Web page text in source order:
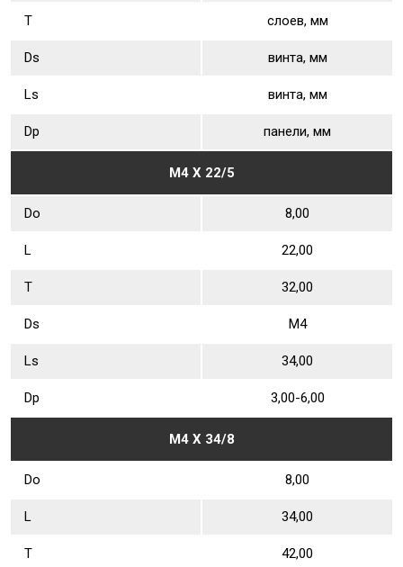
Т слоев, мм
Ds винта, мм
Ls винта, мм
Dр панели, мм
М4 Х 22/5
Dо 8,00
L 22,00
Т 32,00
Ds М4
Ls 34,00
Dр 3,00-6,00
М4 Х 34/8
Dо 8,00
L 34,00
Т 42,00